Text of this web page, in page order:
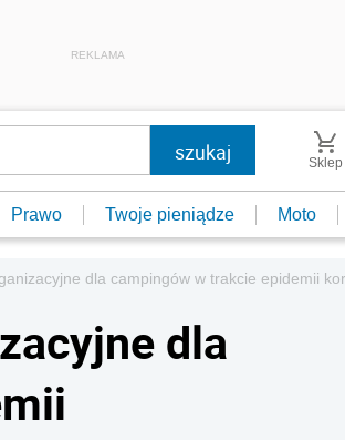
REKLAMA
Sklep
Prawo Twoje pieniądze Moto
dla campingów w trakcie epidemii
dla